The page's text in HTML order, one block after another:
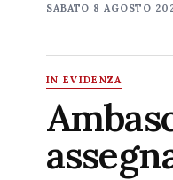
SABATO 8 AGOSTO
IN EVIDENZA